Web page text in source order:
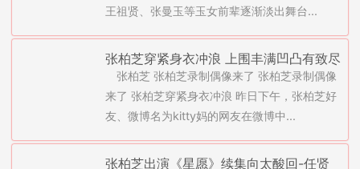
王祖贤、张曼玉等玉女前辈逐渐淡出舞台...
张柏芝穿紧身衣冲浪 上围丰满凹凸有致尽
显好身材
张柏芝 张柏芝录制偶像来了 张柏芝录制偶像
来了 张柏芝穿紧身衣冲浪 昨日下午，张柏芝好
友、微博名为kitty妈的网友在微博中...
张柏芝出演《星愿》续集向太酸回-任贤